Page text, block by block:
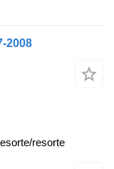
2008
resorte